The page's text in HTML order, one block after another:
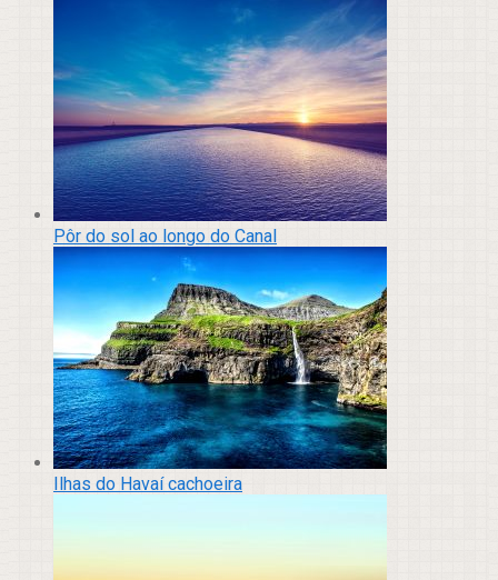
Pôr do sol ao longo do Canal
Ilhas do Havaí cachoeira